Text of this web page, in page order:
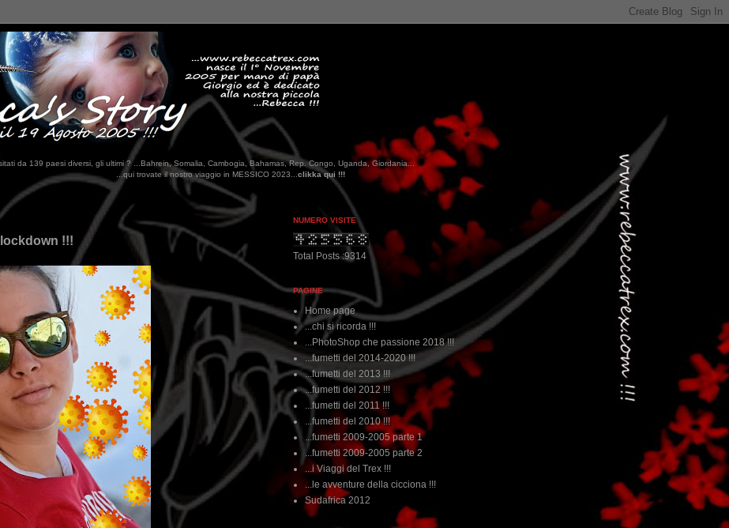
da 139 paesi diversi, gli ultimi ? ...Bahrein, Somalia, Cambogia, Bahamas, Rep. Congo, Uganda, Giordania...
...qui trovate il nostro viaggio in MESSICO 2023...clikka qui !!!
!!!
NUMERO VISITE
Total Posts :9314
PAGINE
Home page
...chi si ricorda !!!
...PhotoShop che passione 2018 !!!
...fumetti del 2014-2020 !!!
...fumetti del 2013 !!!
...fumetti del 2012 !!!
...fumetti del 2011 !!!
...fumetti del 2010 !!!
...fumetti 2009-2005 parte 1
...fumetti 2009-2005 parte 2
...i Viaggi del Trex !!!
...le avventure della cicciona !!!
Sudafrica 2012